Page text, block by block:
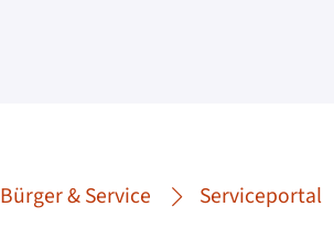
Bürger & Service Serviceportal